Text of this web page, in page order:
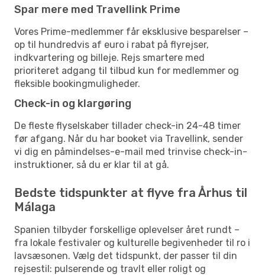
Spar mere med Travellink Prime
Vores Prime-medlemmer får eksklusive besparelser –
op til hundredvis af euro i rabat på flyrejser,
indkvartering og billeje. Rejs smartere med
prioriteret adgang til tilbud kun for medlemmer og
fleksible bookingmuligheder.
Check-in og klargøring
De fleste flyselskaber tillader check-in 24-48 timer
før afgang. Når du har booket via Travellink, sender
vi dig en påmindelses-e-mail med trinvise check-in-
instruktioner, så du er klar til at gå.
Bedste tidspunkter at flyve fra Århus til
Málaga
Spanien tilbyder forskellige oplevelser året rundt –
fra lokale festivaler og kulturelle begivenheder til ro i
lavsæsonen. Vælg det tidspunkt, der passer til din
rejsestil: pulserende og travlt eller roligt og